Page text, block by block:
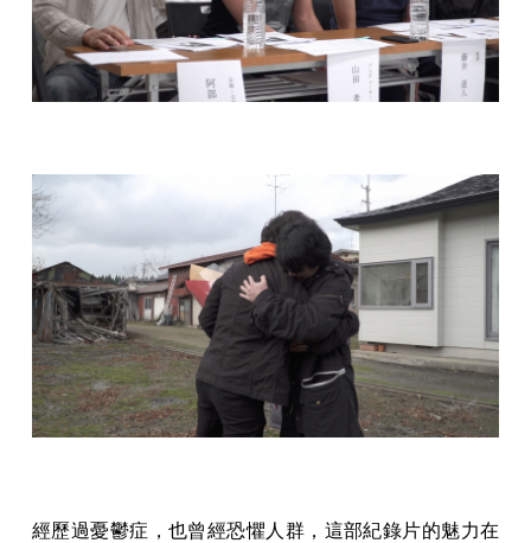
經歷過憂鬱症，也曾經恐懼人群，這部紀錄片的魅力在